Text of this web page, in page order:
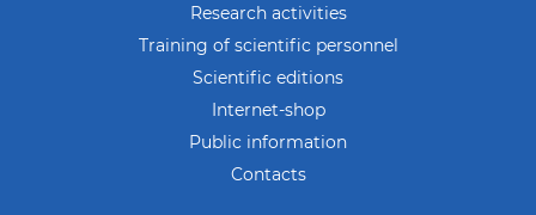
Research activities
Training of scientific personnel
Scientific editions
Internet-shop
Public information
Contacts